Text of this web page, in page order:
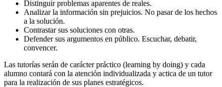
Distinguir problemas aparentes de reales.
Analizar la información sin prejuicios. No pasar de los hechos
a la solución.
Contrastar sus soluciones con otras.
Defender sus argumentos en público. Escuchar, debatir,
convencer.
Las tutorías serán de carácter práctico (learning by doing) y cada
alumno contará con la atención individualizada y actica de un tutor
para la realización de sus planes estratégicos.